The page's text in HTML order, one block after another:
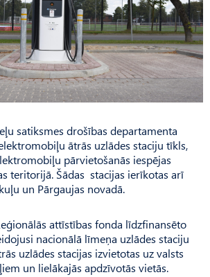
satiksmes drošības departamenta
ātrās uzlādes staciju tīkls,
pārvietošanās iespējas
teritorijā. Šādas stacijas ierīkotas arī
un Pārgaujas novadā.
attīstības fonda līdzfinansēto
nacionālā līmeņa uzlādes staciju
uzlādes stacijas izvietotas uz valsts
un lielākajās apdzīvotās vietās.